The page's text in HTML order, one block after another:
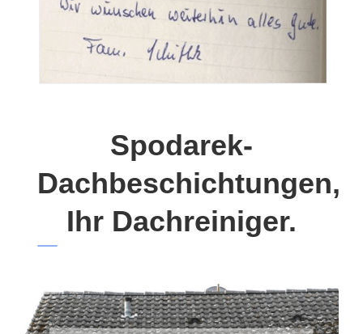
Spodarek-
Dachbeschichtungen,
Ihr Dachreiniger.